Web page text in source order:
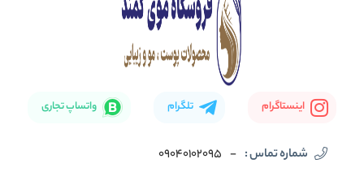
اینستاگرام تلگرام واتساپ تجاری
شماره تماس : -
09040102095